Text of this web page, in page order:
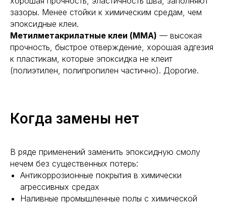
зазоры. Менее стойки к химическим средам, чем
эпоксидные клеи.
Метилметакрилатные клеи (ММА) — высокая
прочность, быстрое отверждение, хорошая адгезия
к пластикам, которые эпоксидка не клеит
(полиэтилен, полипропилен частично). Дорогие.
Когда замены нет
В ряде применений заменить эпоксидную смолу
нечем без существенных потерь:
Антикоррозионные покрытия в химически
агрессивных средах
Наливные промышленные полы с химической